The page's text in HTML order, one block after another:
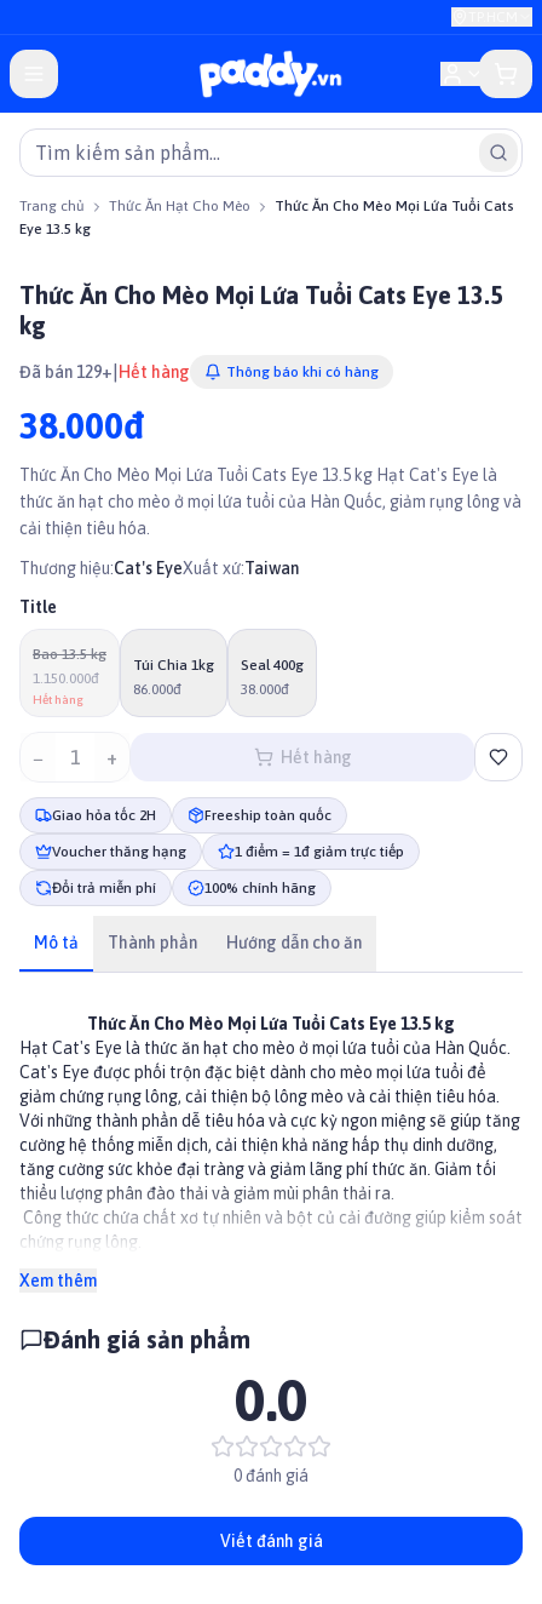
Trang chủ Thức Ăn Hạt Cho Mèo
Thức Ăn Cho Mèo Mọi Lứa Tuổi Cats
Eye 13.5 kg
Thức Ăn Cho Mèo Mọi Lứa Tuổi Cats Eye 13.5
kg
Đã bán 129+ Hết hàng Thông báo khi có hàng
38.000đ
Thức Ăn Cho Mèo Mọi Lứa Tuổi Cats Eye 13.5 kg Hạt Cat's Eye là
thức ăn hạt cho mèo ở mọi lứa tuổi của Hàn Quốc, giảm rụng lông và
cải thiện tiêu hóa.
Thương hiệu:Cat's EyeXuất xứ:Taiwan
Title
Bao 13.5 kg
1.150.000đ
Hết hàng
Túi Chia 1kg
86.000đ
Seal 400g
38.000đ
− 1 + Hết hàng
Giao hỏa tốc 2H Freeship toàn quốc
Voucher thăng hạng 1 điểm = 1đ giảm trực tiếp
Đổi trả miễn phí 100% chính hãng
Mô tả Thành phần Hướng dẫn cho ăn
Thức Ăn Cho Mèo Mọi Lứa Tuổi Cats Eye 13.5 kg
Hạt Cat's Eye là thức ăn hạt cho mèo ở mọi lứa tuổi của Hàn Quốc.
Cat's Eye được phối trộn đặc biệt dành cho mèo mọi lứa tuổi để
giảm chứng rụng lông, cải thiện bộ lông mèo và cải thiện tiêu hóa.
Với những thành phần dễ tiêu hóa và cực kỳ ngon miệng sẽ giúp tăng
cường hệ thống miễn dịch, cải thiện khả năng hấp thụ dinh dưỡng,
tăng cường sức khỏe đại tràng và giảm lãng phí thức ăn. Giảm tối
thiểu lượng phân đào thải và giảm mùi phân thải ra.
️ Công thức chứa chất xơ tự nhiên và bột củ cải đường giúp kiểm soát
chứng rụng lông.
️ Chất chống oxy hóa quan trọng và giàu đạm chất lượng cao giúp pé
phí thức ăn.
️ Phù hợp cho mèo ở mọi giống loài và độ tuổi
️ Mèo mẹ mang bầu hoặc sau khi sinh
️ Mèo thả rông vận động nhiều
Xem thêm
Đánh giá sản phẩm
0.0
0 đánh giá
Viết đánh giá